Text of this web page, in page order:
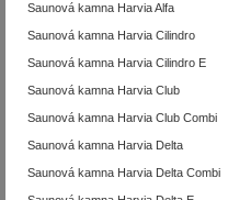
Saunová kamna Harvia Alfa
Saunová kamna Harvia Cilindro
Saunová kamna Harvia Cilindro E
Saunová kamna Harvia Club
Saunová kamna Harvia Club Combi
Saunová kamna Harvia Delta
Saunová kamna Harvia Delta Combi